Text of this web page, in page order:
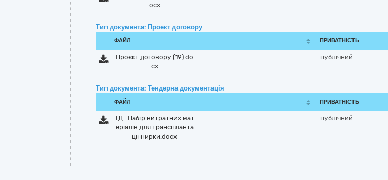
ocx
Тип документа: Проект договору
ФАЙЛ ПРИВАТНІСТЬ
Проєкт договору (19).do
cx
публічний
Тип документа: Тендерна документація
ФАЙЛ ПРИВАТНІСТЬ
ТД_Набір витратних мат
еріалів для транспланта
ції нирки.docx
публічний